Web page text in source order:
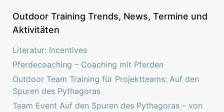
Outdoor Training Trends, News, Termine und
Aktivitäten
Literatur: Incentives
Pferdecoaching – Coaching mit Pferden
Outdoor Team Training für Projektteams: Auf den
Spuren des Pythagoras
Team Event Auf den Spuren des Pythagoras – von